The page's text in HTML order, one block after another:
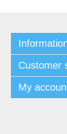
Customer
My